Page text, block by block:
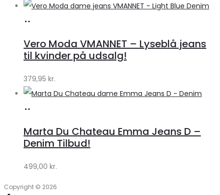
Klædeskabet.dk
Vero Moda VMANNET – Lyseblå jeans
til kvinder på udsalg!
379,95 kr.
Klædeskabet.dk
Marta Du Chateau Emma Jeans D –
Denim Tilbud!
499,00 kr.
Copyright © 2026